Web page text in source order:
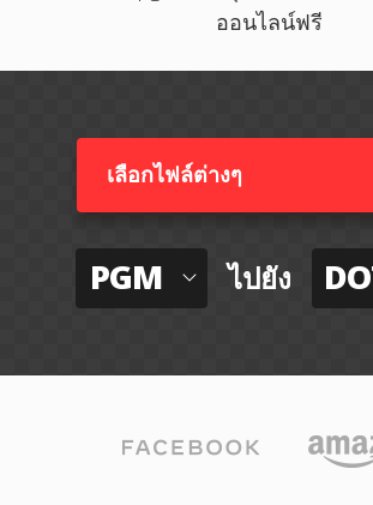
ออนไลน์ฟรี
เลือกไฟล์ต่างๆ​
PGM ไปยัง